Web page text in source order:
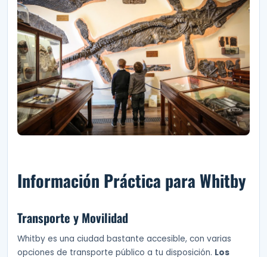
Información Práctica para Whitby
Transporte y Movilidad
Whitby es una ciudad bastante accesible, con varias
opciones de transporte público a tu disposición. Los